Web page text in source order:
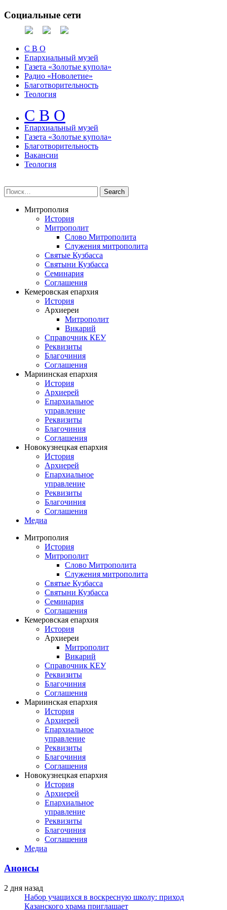
Социальные сети
С В О
Епархиальный музей
Газета «Золотые купола»
Радио «Новолетие»
Благотворительность
Теология
С В О
Епархиальный музeй
Газета «Золотые купола»
Благотворительность
Вакансии
Теология
Митрополия
История
Митрополит
Слово Митрополита
Служения митрополита
Святые Кузбасса
Святыни Кузбасса
Семинария
Соглашения
Кемеровская епархия
История
Архиереи
Митрополит
Викарий
Справочник КЕУ
Реквизиты
Благочиния
Соглашения
Мариинская епархия
История
Архиерей
Епархиальное
управление
Реквизиты
Благочиния
Соглашения
Новокузнецкая епархия
История
Архиерей
Епархиальное
управление
Реквизиты
Благочиния
Соглашения
Медиа
Митрополия
История
Митрополит
Слово Митрополита
Служения митрополита
Святые Кузбасса
Святыни Кузбасса
Семинария
Соглашения
Кемеровская епархия
История
Архиереи
Митрополит
Викарий
Справочник КЕУ
Реквизиты
Благочиния
Соглашения
Мариинская епархия
История
Архиерей
Епархиальное
управление
Реквизиты
Благочиния
Соглашения
Новокузнецкая епархия
История
Архиерей
Епархиальное
управление
Реквизиты
Благочиния
Соглашения
Медиа
Анонсы
2 дня назад
Набор учащихся в воскресную школу: приход
Казанского храма приглашает